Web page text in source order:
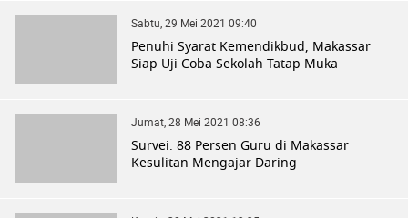
Sabtu, 29 Mei 2021 09:40
Penuhi Syarat Kemendikbud, Makassar
Siap Uji Coba Sekolah Tatap Muka
Jumat, 28 Mei 2021 08:36
Survei: 88 Persen Guru di Makassar
Kesulitan Mengajar Daring